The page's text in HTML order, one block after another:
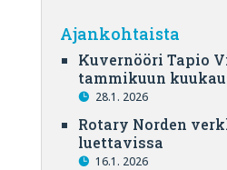
Ajankohtaista
Kuvernööri Tapio
tammikuun
28.1. 2026
Rotary Norden
luettavissa
16.1. 2026